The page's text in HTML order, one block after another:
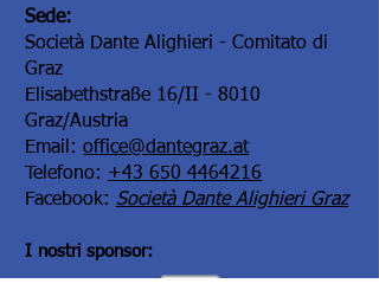
Sede:
Società Dante Alighieri - Comitato di
Graz
Elisabethstraße 16/II - 8010
Graz/Austria
Email: office@dantegraz.at
Telefono: +43 650 4464216
Facebook: Società Dante Alighieri Graz
I nostri sponsor: